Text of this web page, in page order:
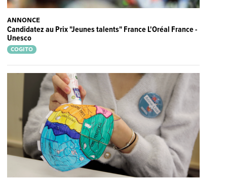
ANNONCE
Candidatez au Prix "Jeunes talents" France L'Oréal France -
Unesco
COGITO